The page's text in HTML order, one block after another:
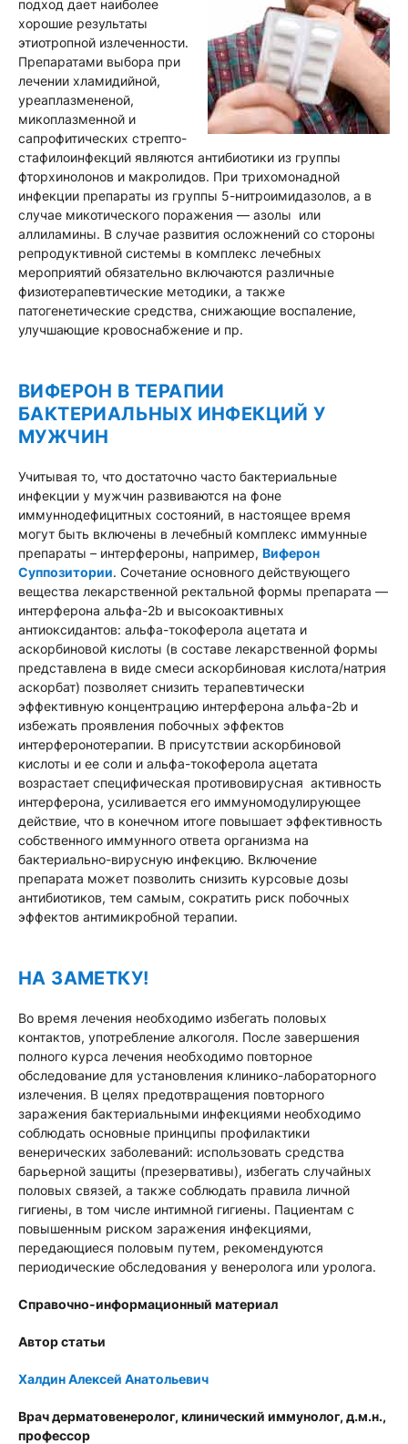
подход дает наиболее
хорошие результаты
этиотропной излеченности.
Препаратами выбора при
лечении хламидийной,
уреаплазмененой,
микоплазменной и
сапрофитических стрепто-
стафилоинфекций являются антибиотики из группы
фторхинолонов и макролидов. При трихомонадной
инфекции препараты из группы 5-нитроимидазолов, а в
случае микотического поражения — азолы или
аллиламины. В случае развития осложнений со стороны
репродуктивной системы в комплекс лечебных
мероприятий обязательно включаются различные
физиотерапевтические методики, а также
патогенетические средства, снижающие воспаление,
улучшающие кровоснабжение и пр.
ВИФЕРОН В ТЕРАПИИ
БАКТЕРИАЛЬНЫХ ИНФЕКЦИЙ У
МУЖЧИН
Учитывая то, что достаточно часто бактериальные
инфекции у мужчин развиваются на фоне
иммуннодефицитных состояний, в настоящее время
могут быть включены в лечебный комплекс иммунные
препараты – интерфероны, например, Виферон
Суппозитории. Сочетание основного действующего
вещества лекарственной ректальной формы препарата —
интерферона альфа-2b и высокоактивных
антиоксидантов: альфа-токоферола ацетата и
аскорбиновой кислоты (в составе лекарственной формы
представлена в виде смеси аскорбиновая кислота/натрия
аскорбат) позволяет снизить терапевтически
эффективную концентрацию интерферона альфа-2b и
избежать проявления побочных эффектов
интерферонотерапии. В присутствии аскорбиновой
кислоты и ее соли и альфа-токоферола ацетата
возрастает специфическая противовирусная активность
интерферона, усиливается его иммуномодулирующее
действие, что в конечном итоге повышает эффективность
собственного иммунного ответа организма на
бактериально-вирусную инфекцию. Включение
препарата может позволить снизить курсовые дозы
антибиотиков, тем самым, сократить риск побочных
эффектов антимикробной терапии.
НА ЗАМЕТКУ!
Во время лечения необходимо избегать половых
контактов, употребление алкоголя. После завершения
полного курса лечения необходимо повторное
обследование для установления клинико-лабораторного
излечения. В целях предотвращения повторного
заражения бактериальными инфекциями необходимо
соблюдать основные принципы профилактики
венерических заболеваний: использовать средства
барьерной защиты (презервативы), избегать случайных
половых связей, а также соблюдать правила личной
гигиены, в том числе интимной гигиены. Пациентам с
повышенным риском заражения инфекциями,
передающиеся половым путем, рекомендуются
периодические обследования у венеролога или уролога.
Справочно-информационный материал
Автор статьи
Халдин Алексей Анатольевич
Врач дерматовенеролог, клинический иммунолог, д.м.н.,
профессор